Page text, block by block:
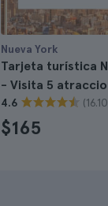
Nueva York
Tarjeta turística
- Visita 5
4.6
$165